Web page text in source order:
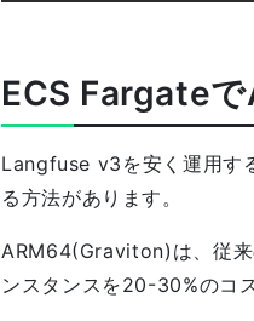
ECS Fargate
Langfuse v3を安く運用す
る方法があります。
ARM64(Graviton)は、従来
ンスタンスを20-30%のコ